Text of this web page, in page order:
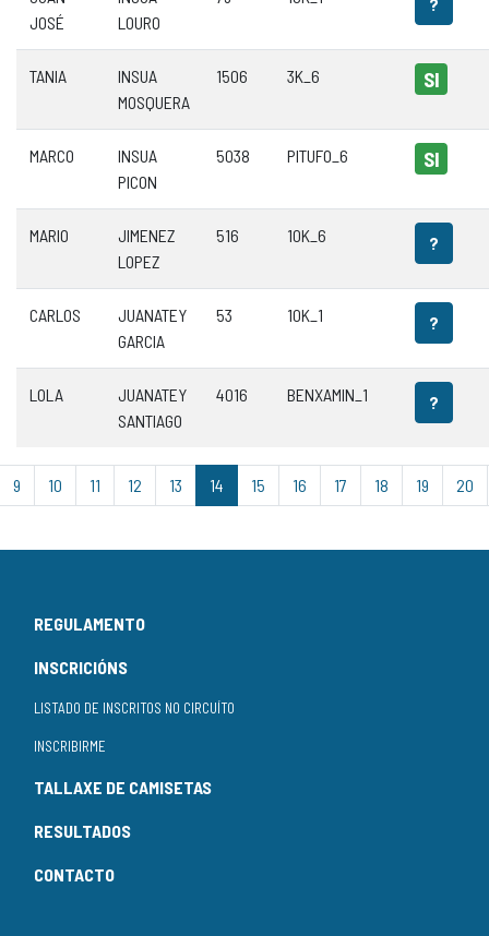
JOSÉ
LOURO
TANIA
INSUA
MOSQUERA
1506 3K_6 SI
MARCO
INSUA
PICON
5038 PITUFO_6 SI
MARIO
JIMENEZ
LOPEZ
516 10K_6 ?
CARLOS
JUANATEY
GARCIA
53 10K_1 ?
LOLA
JUANATEY
SANTIAGO
4016 BENXAMIN_1 ?
9 10 11 12 13 14 15 16 17 18 19 20
REGULAMENTO
INSCRICIÓNS
LISTADO DE INSCRITOS NO CIRCUÍTO
INSCRIBIRME
TALLAXE DE CAMISETAS
RESULTADOS
CONTACTO